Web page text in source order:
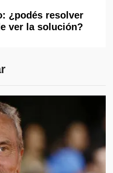
¿podés resolver
ver la solución?